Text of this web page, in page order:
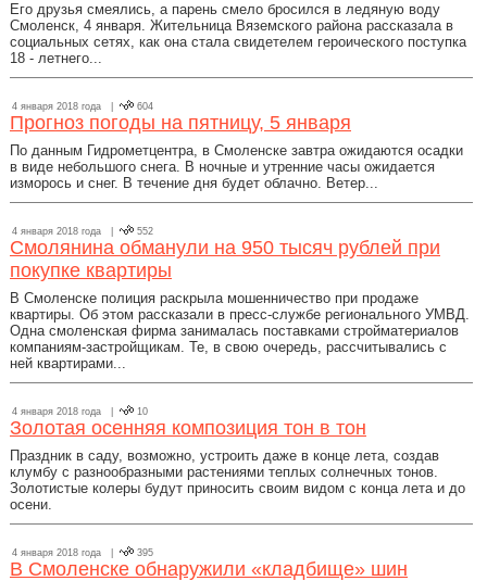
Его друзья смеялись, а парень смело бросился в ледяную воду
Смоленск, 4 января. Жительница Вяземского района рассказала в
социальных сетях, как она стала свидетелем героического поступка
18 - летнего...
4 января 2018 года | 604
Прогноз погоды на пятницу, 5 января
По данным Гидрометцентра, в Смоленске завтра ожидаются осадки
в виде небольшого снега. В ночные и утренние часы ожидается
изморось и снег. В течение дня будет облачно. Ветер...
4 января 2018 года | 552
Смолянина обманули на 950 тысяч рублей при
покупке квартиры
В Смоленске полиция раскрыла мошенничество при продаже
квартиры. Об этом рассказали в пресс-службе регионального УМВД.
Одна смоленская фирма занималась поставками стройматериалов
компаниям-застройщикам. Те, в свою очередь, рассчитывались с
ней квартирами...
4 января 2018 года | 10
Золотая осенняя композиция тон в тон
Праздник в саду, возможно, устроить даже в конце лета, создав
клумбу с разнообразными растениями теплых солнечных тонов.
Золотистые колеры будут приносить своим видом с конца лета и до
осени.
4 января 2018 года | 395
В Смоленске обнаружили «кладбище» шин